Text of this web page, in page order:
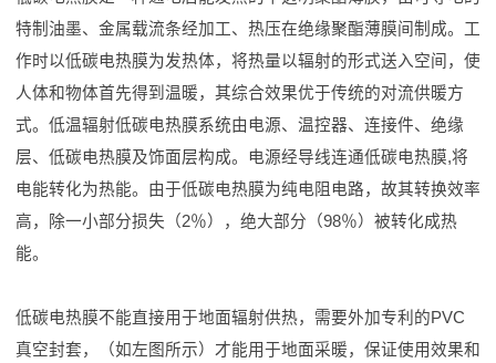
特制油墨、金属载流条经加工、热压在绝缘聚酯薄膜间制成。工
作时以低碳电热膜为发热体，将热量以辐射的形式送入空间，使
人体和物体首先得到温暖，其综合效果优于传统的对流供暖方
式。低温辐射低碳电热膜系统由电源、温控器、连接件、绝缘
层、低碳电热膜及饰面层构成。电源经导线连通低碳电热膜,将
电能转化为热能。由于低碳电热膜为纯电阻电路，故其转换效率
高，除一小部分损失（2％），绝大部分（98％）被转化成热
能。
低碳电热膜不能直接用于地面辐射供热，需要外加专利的PVC
真空封套，（如左图所示）才能用于地面采暖，保证使用效果和